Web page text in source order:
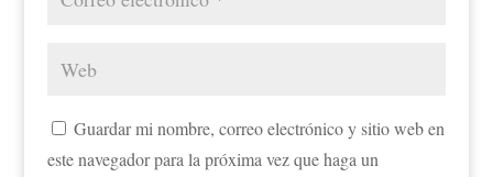
Guardar mi nombre, correo electrónico y sitio web en
este navegador para la próxima vez que haga un